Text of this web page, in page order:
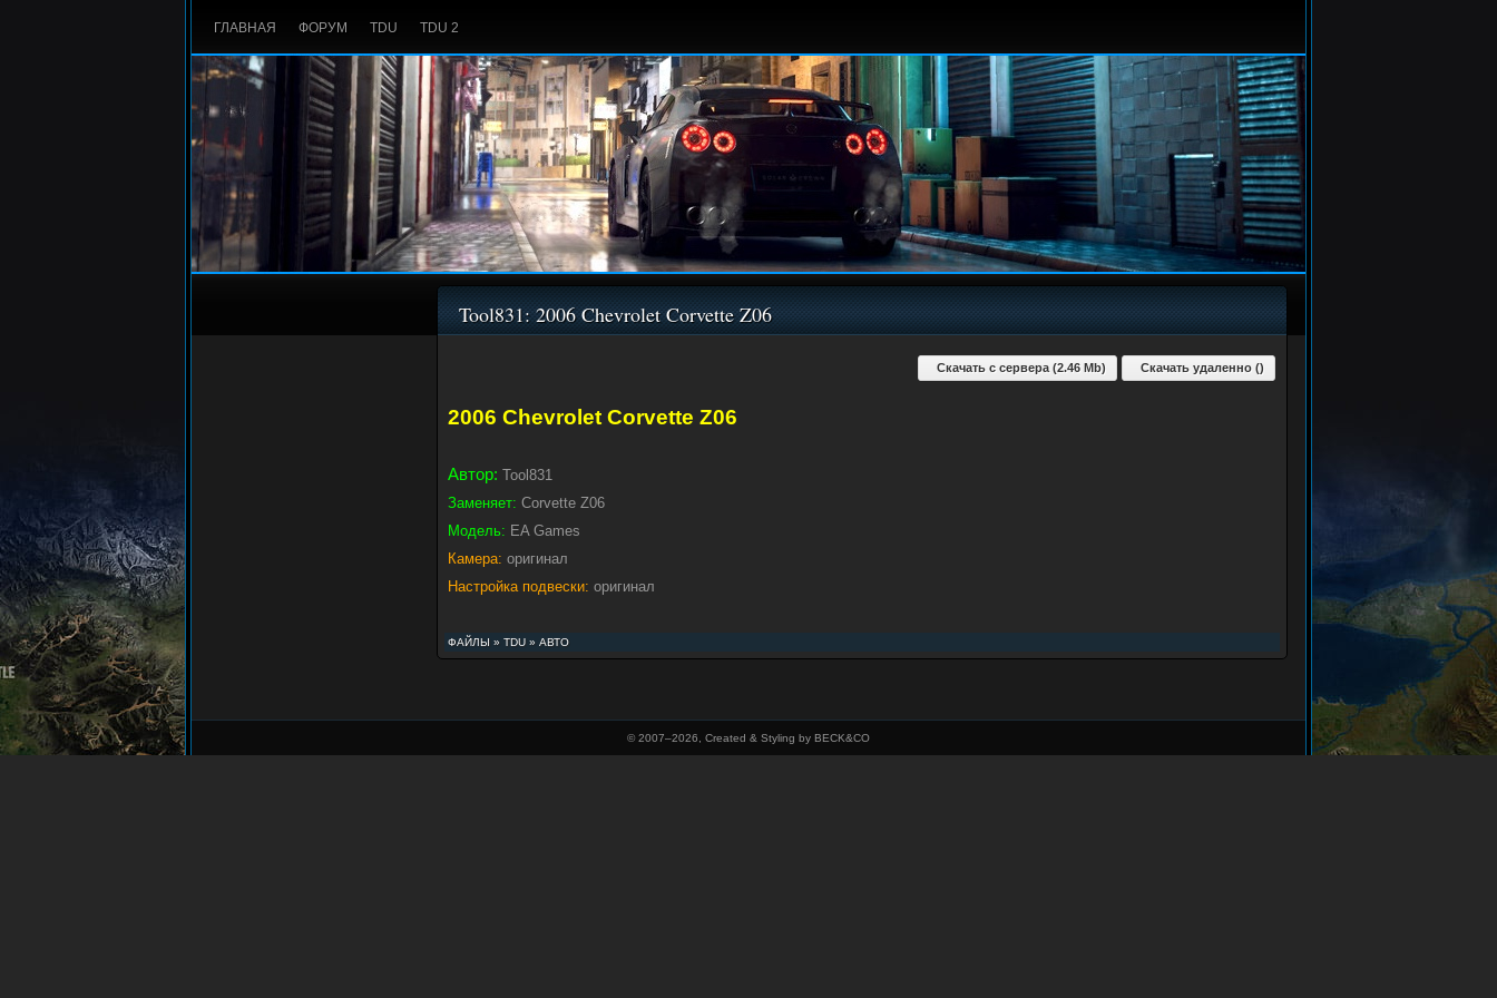
ГЛАВНАЯ ФОРУМ TDU TDU 2
Tool831: 2006 Chevrolet Corvette Z06
Скачать с сервера (2.46 Mb) Скачать удаленно ()
2006 Chevrolet Corvette Z06
Автор: Tool831
Заменяет: Corvette Z06
Модель: EA Games
Камера: оригинал
Настройка подвески: оригинал
ФАЙЛЫ » TDU » АВТО
© 2007–2026, Created & Styling by BECK&CO